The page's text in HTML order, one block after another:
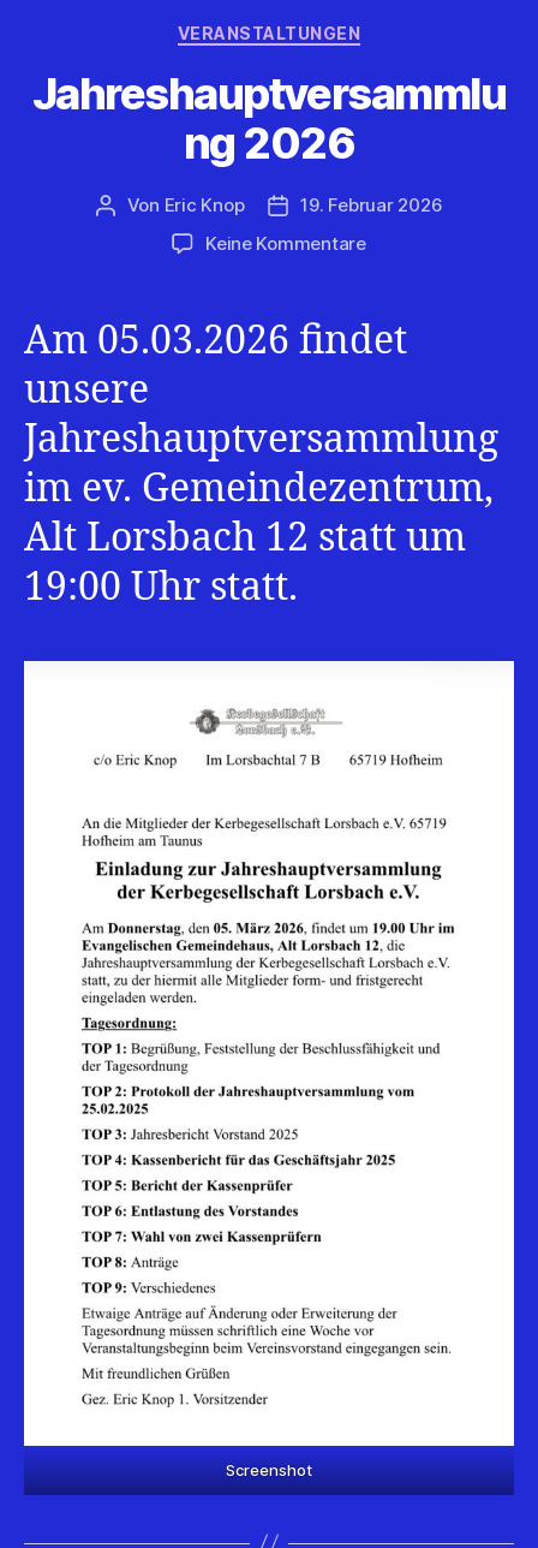
Kategorien
VERANSTALTUNGEN
Jahreshauptversammlu
ng 2026
Beitragsautor
Von Eric Knop Veröffentlichungsdatum
19. Februar 2026
Keine Kommentarezu
Am 05.03.2026 findet
unsere
Jahreshauptversammlung
im ev. Gemeindezentrum,
Alt Lorsbach 12 statt um
19:00 Uhr statt.
Screenshot